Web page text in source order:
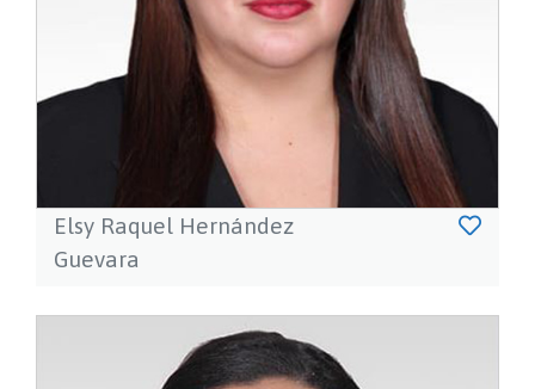
Elsy Raquel Hernández
Guevara